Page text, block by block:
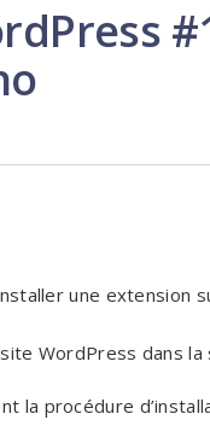
une extension
WordPress dans la
la procédure